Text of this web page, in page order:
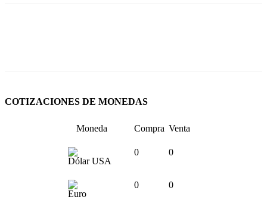
COTIZACIONES DE MONEDAS
Moneda Compra Venta
Dólar USA
0 0
Euro
0 0